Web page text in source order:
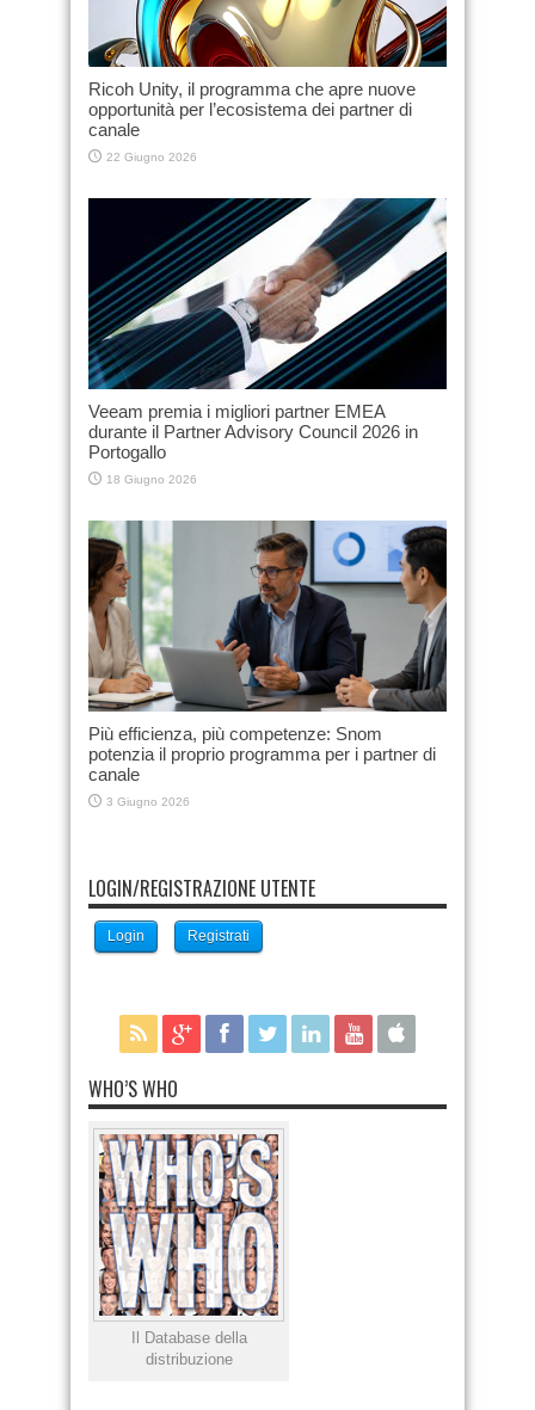
Ricoh Unity, il programma che apre nuove
opportunità per l’ecosistema dei partner di
canale
22 Giugno 2026
Veeam premia i migliori partner EMEA
durante il Partner Advisory Council 2026 in
Portogallo
18 Giugno 2026
Più efficienza, più competenze: Snom
potenzia il proprio programma per i partner di
canale
3 Giugno 2026
LOGIN/REGISTRAZIONE UTENTE
Login Registrati
WHO’S WHO
Il Database della
distribuzione